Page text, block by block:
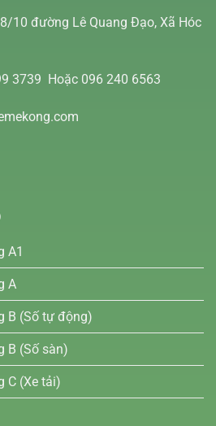
10 đường Lê Quang Đạo, Xã Hóc
3739 Hoặc 096 240 6563
A1
A
B (Số tự động)
B (Số sàn)
C (Xe tải)